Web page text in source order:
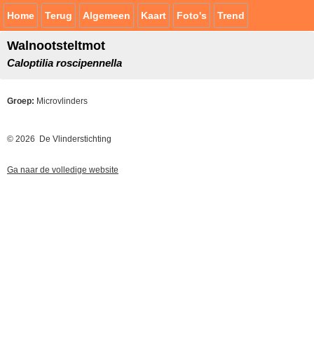
Home Terug Algemeen Kaart Foto's Trend
Walnootsteltmot
Caloptilia roscipennella
Groep: Microvlinders
© 2026 De Vlinderstichting
Ga naar de volledige website